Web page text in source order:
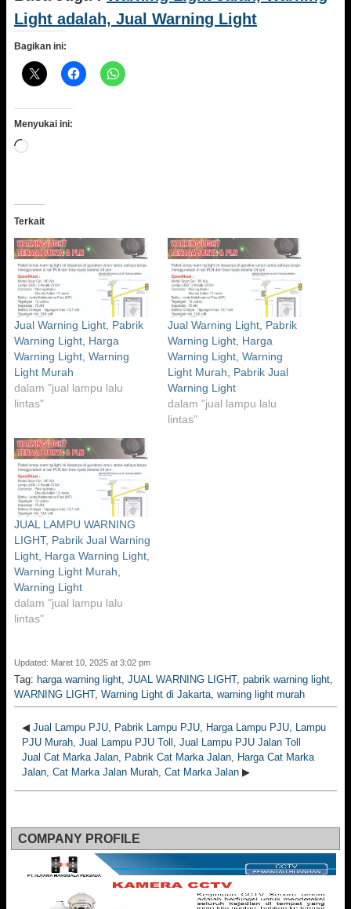
Light adalah, Jual Warning Light
Bagikan ini:
Menyukai ini:
Memuat...
Terkait
Jual Warning Light, Pabrik
Warning Light, Harga
Warning Light, Warning
Light Murah
dalam "jual lampu lalu
lintas"
Jual Warning Light, Pabrik
Warning Light, Harga
Warning Light, Warning
Light Murah, Pabrik Jual
Warning Light
dalam "jual lampu lalu
lintas"
JUAL LAMPU WARNING
LIGHT, Pabrik Jual Warning
Light, Harga Warning Light,
Warning Light Murah,
Warning Light
dalam "jual lampu lalu
lintas"
Updated: Maret 10, 2025 at 3:02 pm
Tag: harga warning light, JUAL WARNING LIGHT, pabrik warning light,
WARNING LIGHT, Warning Light di Jakarta, warning light murah
◀ Jual Lampu PJU, Pabrik Lampu PJU, Harga Lampu PJU, Lampu
PJU Murah, Jual Lampu PJU Toll, Jual Lampu PJU Jalan Toll
Jual Cat Marka Jalan, Pabrik Cat Marka Jalan, Harga Cat Marka
Jalan, Cat Marka Jalan Murah, Cat Marka Jalan ▶
COMPANY PROFILE